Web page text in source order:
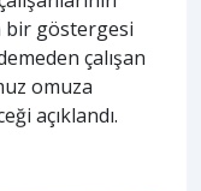
bir göstergesi
çalışan
omuza
açıklandı.